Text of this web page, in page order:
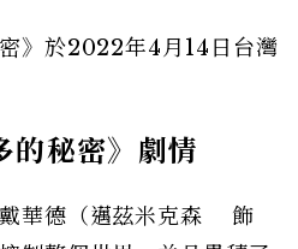
》於2022年4月14日台灣
的秘密》劇情
華德（邁茲米克森
飾